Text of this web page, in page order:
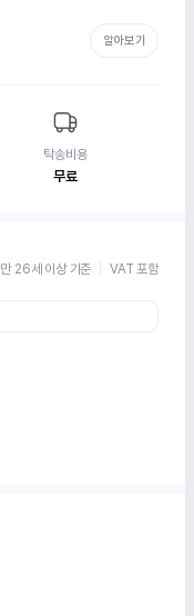
알아보기
탁송비용
무료
만 26세 이상 기준 VAT 포함